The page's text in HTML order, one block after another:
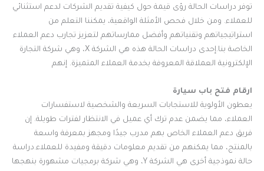
توفر دراسات الحالة رؤى قيمة حول كيفية تقديم الشركات لدعم استثنائي
للعملاء. ومن خلال فحص الأمثلة الواقعية، يمكننا التعلم من
استراتيجياتهم وتقنياتهم وأفضل ممارساتهم لتعزيز تجارب دعم العملاء
الخاصة بنا.إحدى دراسات الحالة هذه هي الشركة X، وهي شركة التجارة
الإلكترونية العملاقة المعروفة بخدمة العملاء المتميزة. إنهم
ارقام فتح باب سيارة
يعطون الأولوية للاستجابات السريعة والشخصية لاستفسارات
العملاء، مما يضمن عدم ترك أي عميل في الانتظار لفترات طويلة. إن
فريق دعم العملاء الخاص بهم مدرب جيدًا ومجهز بمعرفة واسعة
بالمنتج، مما يمكنهم من تقديم معلومات دقيقة ومفيدة للعملاء.دراسة
حالة نموذجية أخرى هي الشركة Y، وهي شركة برمجيات مشهورة بنهجها